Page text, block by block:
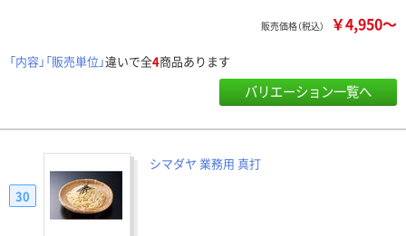
販売価格（税込） ￥4,950～
「内容」「販売単位」違いで全4商品あります
バリエーション一覧へ
シマダヤ 業務用 真打
30